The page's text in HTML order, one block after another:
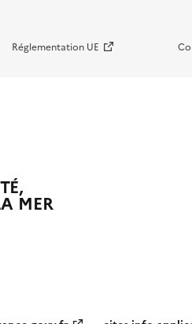
Réglementation UE
MER